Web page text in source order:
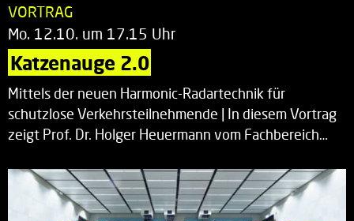
VORTRAG
Mo. 12.10. um 17.15 Uhr
Katzenauge 2.0
Mittels der neuen Harmonic-Radartechnik für
schutzlose Verkehrsteilnehmende | In diesem Vortrag
zeigt Prof. Dr. Holger Heuermann vom Fachbereich…